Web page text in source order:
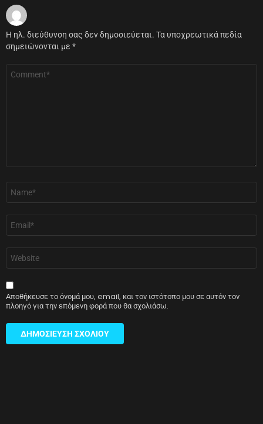
Η ηλ. διεύθυνση σας δεν δημοσιεύεται. Τα υποχρεωτικά πεδία
σημειώνονται με *
Σχόλιο
Όνομα
Email
Ιστότοπος
Αποθήκευσε το όνομά μου, email, και τον ιστότοπο μου σε αυτόν τον
πλοηγό για την επόμενη φορά που θα σχολιάσω.